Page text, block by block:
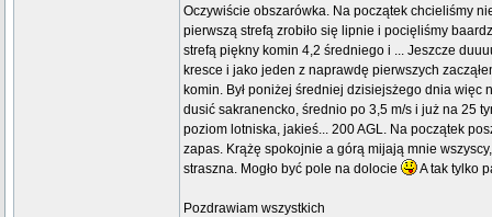
Oczywiście obszarówka. Na początek chcieliśmy
pierwszą strefą zrobiło się lipnie i pocięliśmy
strefą piękny komin 4,2 średniego i ... Jeszcze
kresce i jako jeden z naprawdę pierwszych
komin. Był poniżej średniej dzisiejsżego dnia więc
dusić sakranencko, średnio po 3,5 m/s i już na 25
poziom lotniska, jakieś... 200 AGL. Na początek
zapas. Krążę spokojnie a górą mijają mnie
straszna. Mogło być pole na dolocie
A tak tylko
Pozdrawiam wszystkich